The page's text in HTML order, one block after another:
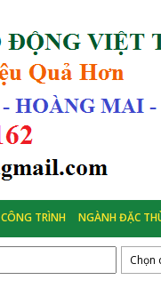
CÔNG TRÌNH NGÀNH ĐẶC